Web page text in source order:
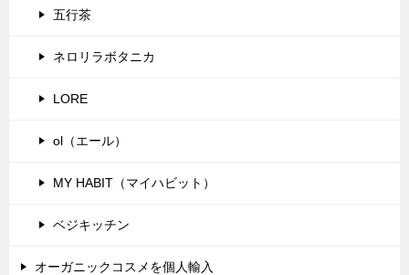
五行茶
ネロリラボタニカ
LORE
ol（エール）
MY HABIT（マイハビット）
ベジキッチン
オーガニックコスメを個人輸入